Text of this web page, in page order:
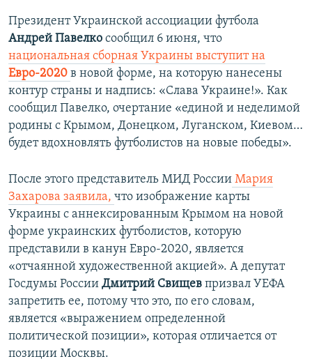
Президент Украинской ассоциации футбола
Андрей Павелко сообщил 6 июня, что
национальная сборная Украины выступит на
Евро-2020 в новой форме, на которую нанесены
контур страны и надпись: «Слава Украине!». Как
сообщил Павелко, очертание «единой и неделимой
родины с Крымом, Донецком, Луганском, Киевом…
будет вдохновлять футболистов на новые победы».
После этого представитель МИД России Мария
Захарова заявила, что изображение карты
Украины с аннексированным Крымом на новой
форме украинских футболистов, которую
представили в канун Евро-2020, является
«отчаянной художественной акцией». А депутат
Госдумы России Дмитрий Свищев призвал УЕФА
запретить ее, потому что это, по его словам,
является «выражением определенной
политической позиции», которая отличается от
позиции Москвы.